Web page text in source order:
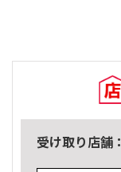
受け取り店舗：